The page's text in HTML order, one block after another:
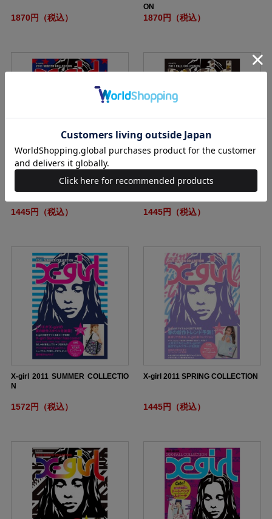
1870円（税込）
ON
1870円（税込）
X-girl 2011 WINTER COLLECTION
1445円（税込）
X-girl 2011 FALL COLLECTION
1445円（税込）
X-girl 2011 SUMMER COLLECTIO
N
1572円（税込）
X-girl 2011 SPRING COLLECTION
1445円（税込）